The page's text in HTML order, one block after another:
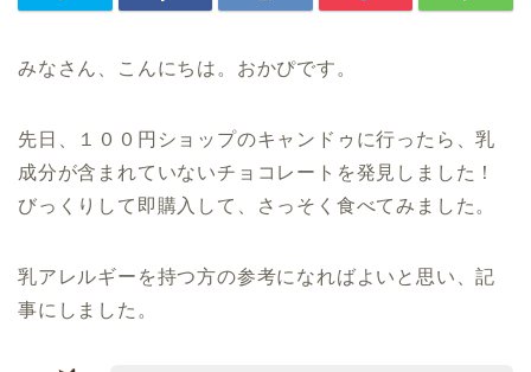
みなさん、こんにちは。おかぴです。
先日、１００円ショップのキャンドゥに行ったら、乳
成分が含まれていないチョコレートを発見しました！
びっくりして即購入して、さっそく食べてみました。
乳アレルギーを持つ方の参考になればよいと思い、記
事にしました。